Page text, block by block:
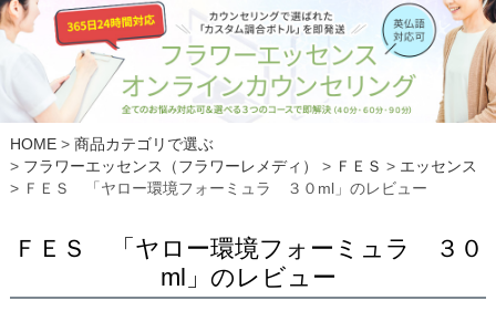
HOME
商品カテゴリで選ぶ
フラワーエッセンス（フラワーレメディ）
ＦＥＳ
エッセンス
ＦＥＳ 「ヤロー環境フォーミュラ ３０ml」のレビュー
ＦＥＳ 「ヤロー環境フォーミュラ ３０
ml」のレビュー